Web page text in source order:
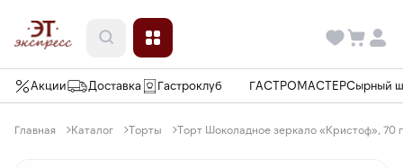
Акции Доставка Гастроклуб ГАСТРОМАСТЕРСырный
Главная Каталог Торты Торт Шоколадное зеркало «Кристоф», 70